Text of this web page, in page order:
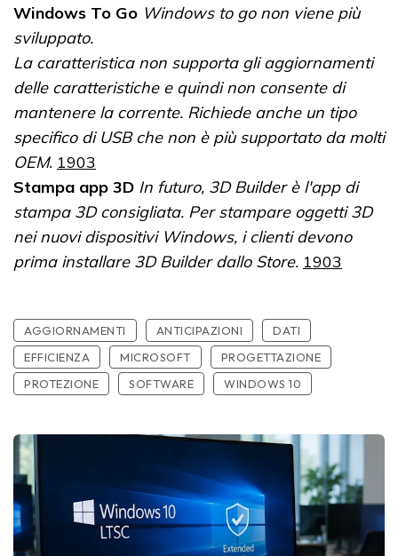
Windows To Go Windows to go non viene più
sviluppato.
La caratteristica non supporta gli aggiornamenti
delle caratteristiche e quindi non consente di
mantenere la corrente. Richiede anche un tipo
specifico di USB che non è più supportato da molti
OEM. 1903
Stampa app 3D In futuro, 3D Builder è l'app di
stampa 3D consigliata. Per stampare oggetti 3D
nei nuovi dispositivi Windows, i clienti devono
prima installare 3D Builder dallo Store. 1903
AGGIORNAMENTI ANTICIPAZIONI
DATI
EFFICIENZA
MICROSOFT
PROGETTAZIONE
PROTEZIONE
SOFTWARE WINDOWS 10